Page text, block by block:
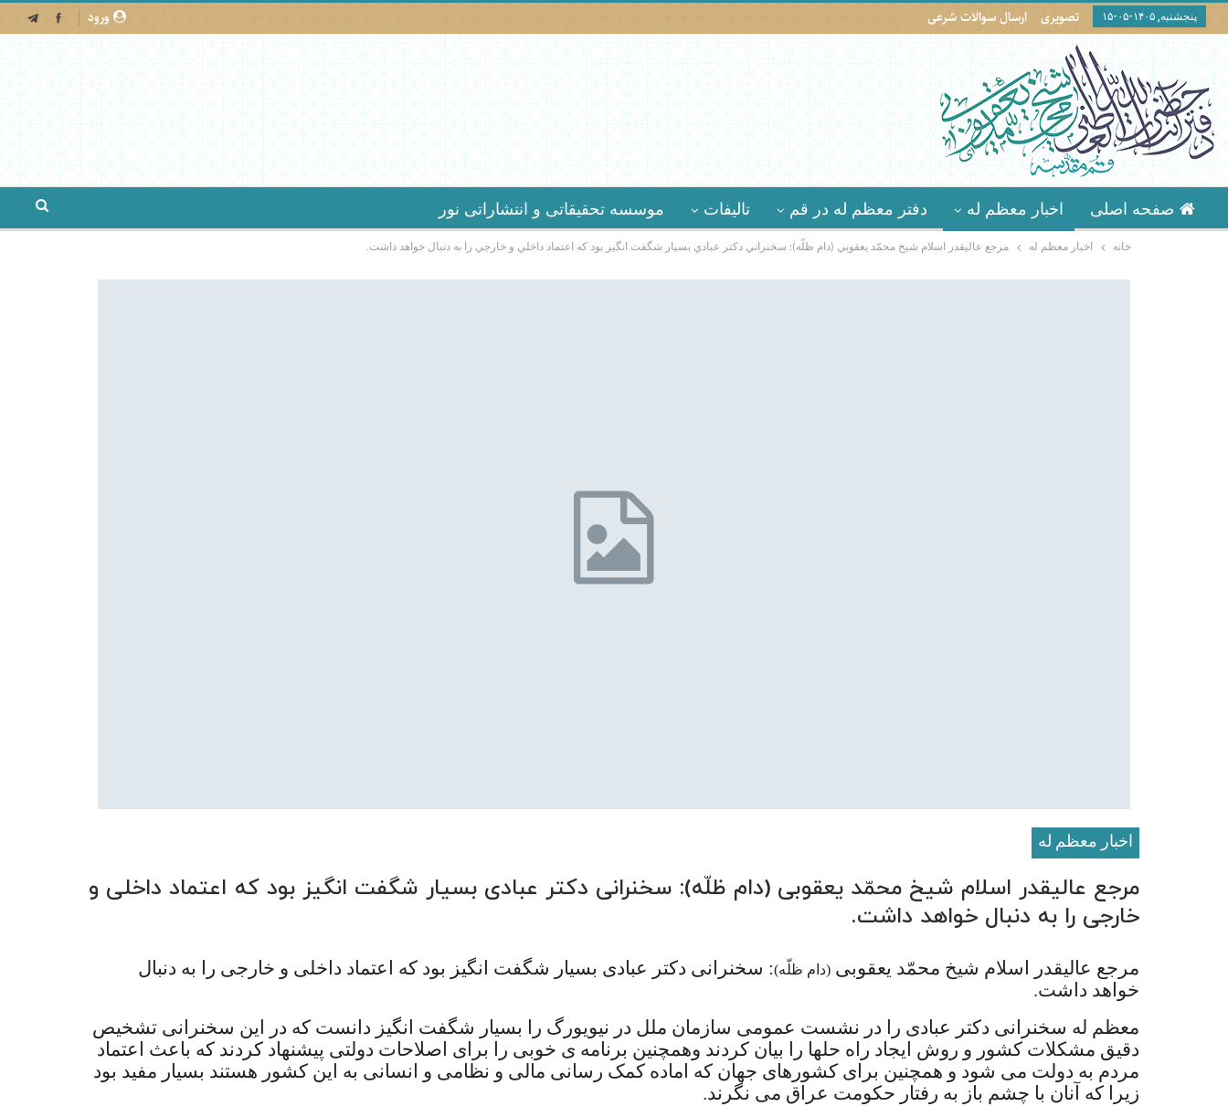
ورود پنجشنبه, ۱۴۰۵-۰۵-۱۵ تصویری ارسال سوالات شرعی
صفحه اصلی اخبار معظم له دفتر معظم له در قم تالیفات موسسه تحقیقاتى و انتشاراتى نور
خانه اخبار معظم له مرجع عاليقدر اسلام شيخ محمّد يعقوبي (دام ظلّه): سخنراني دكتر عبادي بسيار شگفت انگيز بود که اعتماد داخلي و خارجي را به دنبال خواهد داشت.
اخبار معظم له
مرجع عالیقدر اسلام شیخ محمّد یعقوبی (دام ظلّه): سخنرانی دکتر عبادی بسیار شگفت انگیز بود که اعتماد داخلی و
خارجی را به دنبال خواهد داشت.
مرجع عالیقدر اسلام شیخ محمّد یعقوبی (دام ظلّه): سخنرانی دکتر عبادی بسیار شگفت انگیز بود که اعتماد داخلی و خارجی را به دنبال
خواهد داشت.
معظم له سخنرانی دکتر عبادی را در نشست عمومی سازمان ملل در نیویورگ را بسیار شگفت انگیز دانست که در این سخنرانی تشخیص
دقیق مشکلات کشور و روش ایجاد راه حلها را بیان کردند وهمچنین برنامه ی خوبی را برای اصلاحات دولتی پیشنهاد کردند که باعث اعتماد
مردم به دولت می شود و همچنین برای کشورهای جهان که اماده کمک رسانی مالی و نظامی و انسانی به این کشور هستند بسیار مفید بود
زیرا که آنان با چشم باز به رفتار حکومت عراق می نگرند.